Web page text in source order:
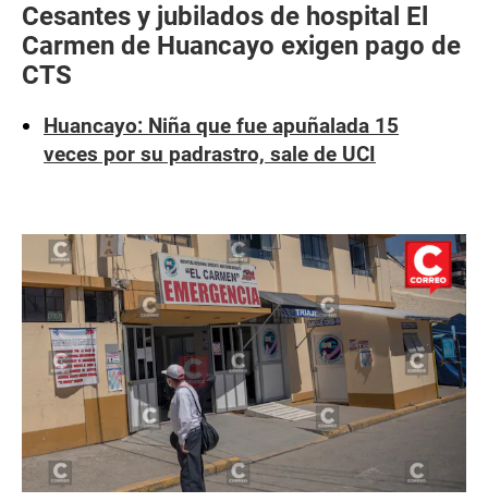
Cesantes y jubilados de hospital El
Carmen de Huancayo exigen pago de
CTS
Huancayo: Niña que fue apuñalada 15
veces por su padrastro, sale de UCI